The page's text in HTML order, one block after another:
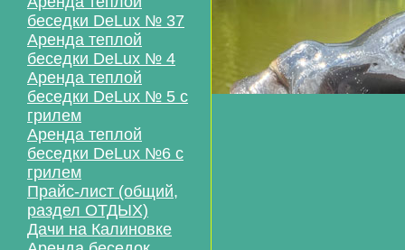
беседки DeLux № 37
Аренда теплой
беседки DeLux № 4
Аренда теплой
беседки DeLux № 5 с
грилем
Аренда теплой
беседки DeLux №6 с
грилем
Прайс-лист (общий,
раздел ОТДЫХ)
Дачи на Калиновке